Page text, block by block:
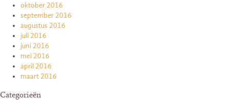
oktober 2016
september 2016
augustus 2016
juli 2016
juni 2016
mei 2016
april 2016
maart 2016
Categorieën